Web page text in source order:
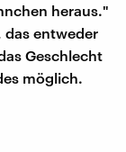
heraus."
das entweder
Geschlecht
möglich.